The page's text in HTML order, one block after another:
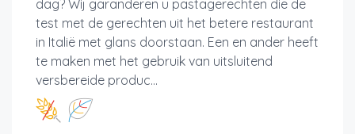
dag? Wij garanderen u pastagerechten die de
test met de gerechten uit het betere restaurant
in Italië met glans doorstaan. Een en ander heeft
te maken met het gebruik van uitsluitend
versbereide produc...